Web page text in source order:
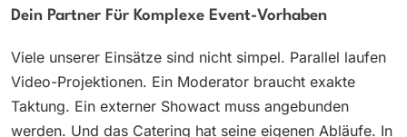
Dein Partner Für Komplexe Event-Vorhaben
Viele unserer Einsätze sind nicht simpel. Parallel laufen
Video-Projektionen. Ein Moderator braucht exakte
Taktung. Ein externer Showact muss angebunden
werden. Und das Catering hat seine eigenen Abläufe. In